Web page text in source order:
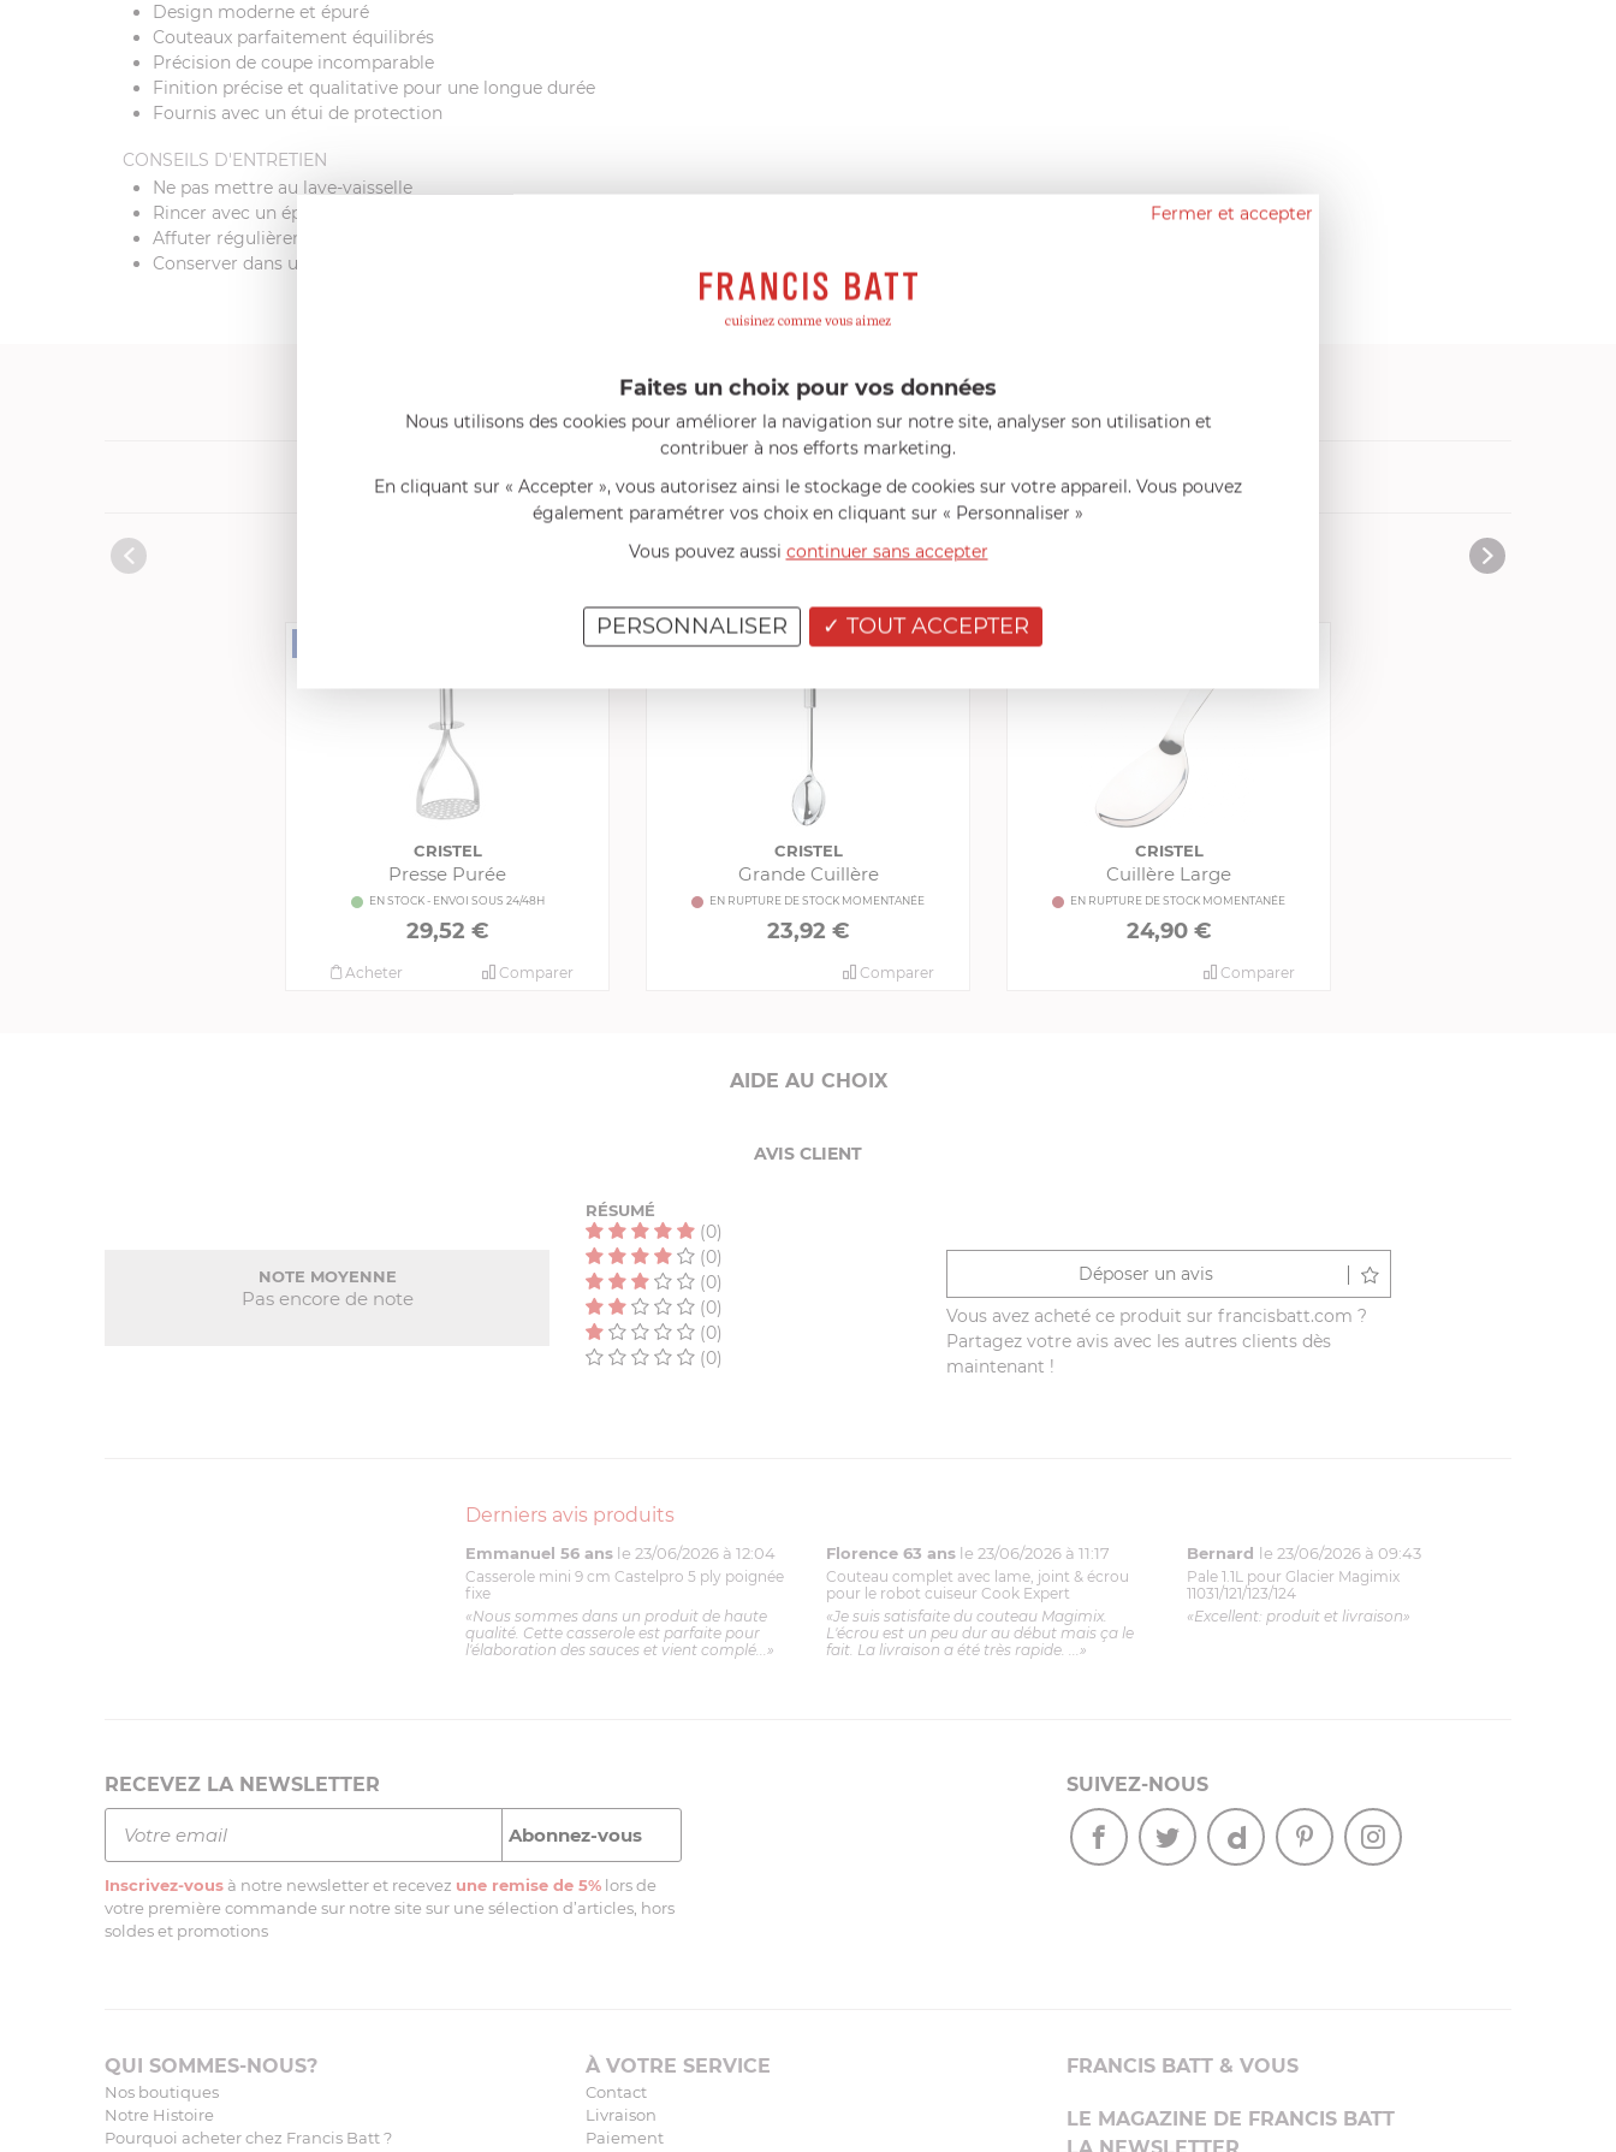
Design moderne et épuré
Couteaux parfaitement équilibrés
Précision de coupe incomparable
Finition précise et qualitative pour une longue durée
Fournis avec un étui de protection
CONSEILS D'ENTRETIEN
Ne pas mettre au lave-vaisselle
Rincer avec un éponge mouillée
Affuter régulièrement
Conserver dans un endroit sec, à l'abri de toute source d'humidité
FRANCIS BATT RECOMMANDE
Produits conseillés Consommables complémentaires Livres de cuisine
PRODUITS CONSEILLÉS
CRISTEL
Presse Purée
EN STOCK - ENVOI SOUS 24/48H
29,52 €
Comparer
Acheter
CRISTEL
Grande Cuillère
EN RUPTURE DE STOCK MOMENTANÉE
23,92 €
Comparer
CRISTEL
Cuillère Large
EN RUPTURE DE STOCK MOMENTANÉE
24,90 €
Comparer
AIDE AU CHOIX
AVIS CLIENT
NOTE MOYENNE
Pas encore de note
RÉSUMÉ
(0)
(0)
(0)
(0)
(0)
(0)
Déposer un avis
Vous avez acheté ce produit sur francisbatt.com ?
Partagez votre avis avec les autres clients dès
maintenant !
Derniers avis produits
Emmanuel 56 ans le 23/06/2026 à 12:04
Casserole mini 9 cm Castelpro 5 ply poignée
fixe
«Nous sommes dans un produit de haute
qualité. Cette casserole est parfaite pour
l'élaboration des sauces et vient complé...»
Florence 63 ans le 23/06/2026 à 11:17
Couteau complet avec lame, joint & écrou
pour le robot cuiseur Cook Expert
«Je suis satisfaite du couteau Magimix.
L'écrou est un peu dur au début mais ça le
fait. La livraison a été très rapide. ...»
Bernard le 23/06/2026 à 09:43
Pale 1.1L pour Glacier Magimix
11031/121/123/124
«Excellent: produit et livraison»
RECEVEZ LA NEWSLETTER
Inscrivez-vous à notre newsletter et recevez une remise de 5% lors de
votre première commande sur notre site sur une sélection d’articles, hors
soldes et promotions
SUIVEZ-NOUS
QUI SOMMES-NOUS?
Nos boutiques
Notre Histoire
Pourquoi acheter chez Francis Batt ?
À VOTRE SERVICE
Contact
Livraison
Paiement
FRANCIS BATT & VOUS
LE MAGAZINE DE FRANCIS BATT
Fermer et accepter
Faites un choix pour vos données
Nous utilisons des cookies pour améliorer la navigation sur notre site, analyser son utilisation et
contribuer à nos efforts marketing.
En cliquant sur « Accepter », vous autorisez ainsi le stockage de cookies sur votre appareil. Vous pouvez
également paramétrer vos choix en cliquant sur « Personnaliser »
Vous pouvez aussi continuer sans accepter
TOUT ACCEPTER
PERSONNALISER